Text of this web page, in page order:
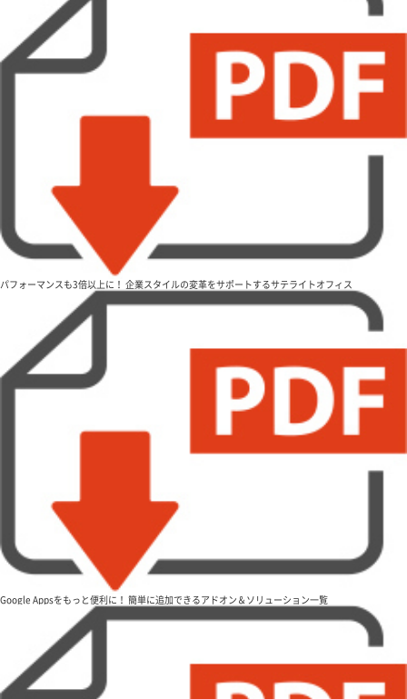
パフォーマンスも3倍以上に！ 企業スタイルの変革をサポートするサテライトオフィス
Google Appsをもっと便利に！ 簡単に追加できるアドオン＆ソリューション一覧